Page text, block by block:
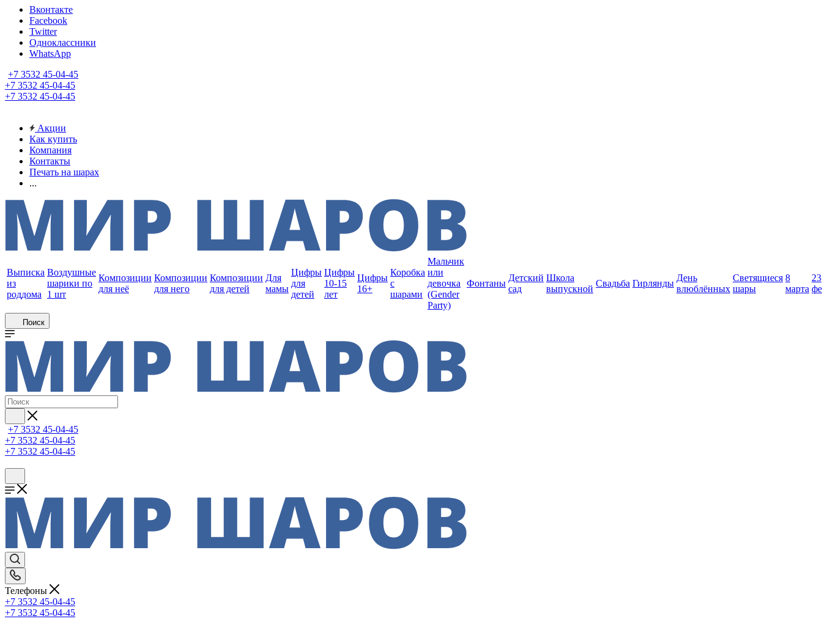
Вконтакте
Facebook
Twitter
Одноклассники
WhatsApp
+7 3532 45-04-45
+7 3532 45-04-45
+7 3532 45-04-45
Акции
Как купить
Компания
Контакты
Печать на шарах
...
Выписка
из
роддома
Воздушные
шарики по
1 шт
Композиции
для неё
Композиции
для него
Композиции
для детей
Для
мамы
Цифры
для
детей
Цифры
10-15
лет
Цифры
16+
Коробка
с
шарами
Мальчик
или
девочка
(Gender
Party)
Фонтаны
Детский
сад
Школа
выпускной
Свадьба Гирлянды
День
влюблённых
Светящиеся
шары
8
марта
23
Поиск
+7 3532 45-04-45
+7 3532 45-04-45
+7 3532 45-04-45
Телефоны
+7 3532 45-04-45
+7 3532 45-04-45